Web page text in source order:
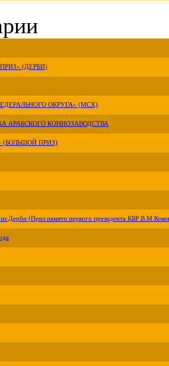
(ДЕРБИ)
ОКРУГА» (МСХ)
АРАБСКОГО КОННОЗАВОДСТВА
(БОЛЬШОЙ ПРИЗ)
Дерби (Приз памяти первого президента КБР